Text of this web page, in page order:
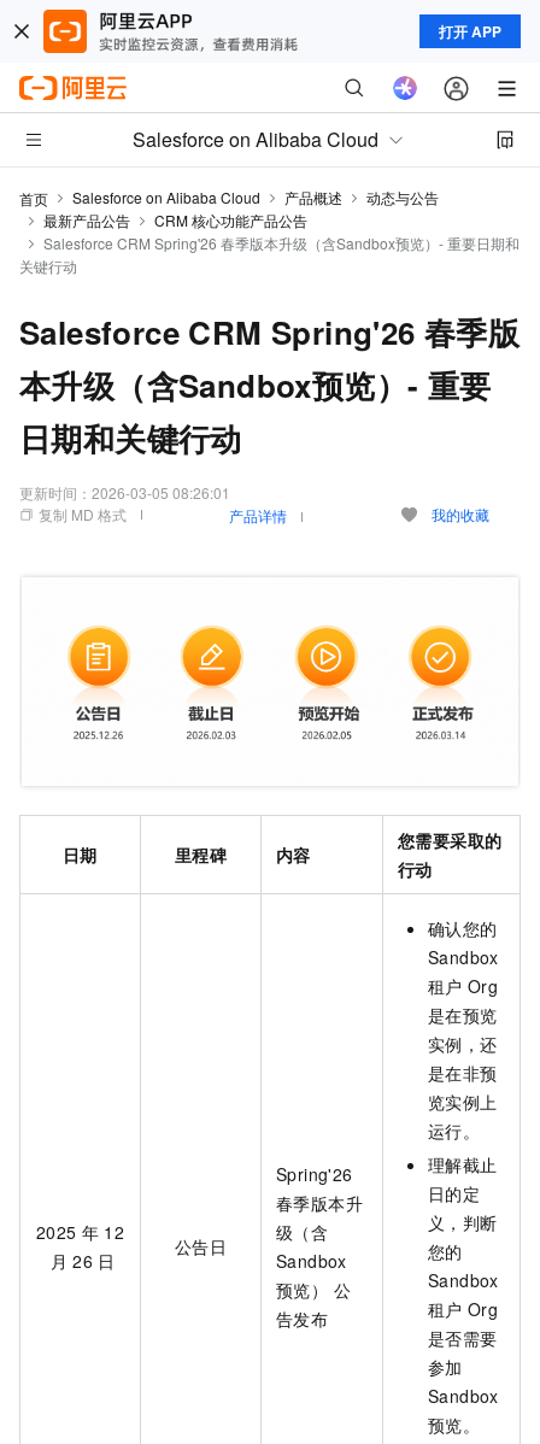
打开 APP
Salesforce on Alibaba Cloud
首页 Salesforce on Alibaba Cloud 产品概述
动态与公告
最新产品公告
CRM 核心功能产品公告
Salesforce CRM Spring'26 春季版本升级（含Sandbox预览）- 重要日期和
关键行动
Salesforce CRM Spring'26 春季版
本升级（含Sandbox预览）- 重要
日期和关键行动
更新时间： 2026-03-05 08:26:01
复制 MD 格式
产品详情 我的收藏
日期 里程碑 内容
您需要采取的
行动
2025 年 12
月 26 日
公告日
Spring'26
春季版本升
级（含
Sandbox
预览） 公
告发布
确认您的
Sandbox
租户 Org
是在预览
实例，还
是在非预
览实例上
运行。
理解截止
日的定
义，判断
您的
Sandbox
租户 Org
是否需要
参加
Sandbox
预览。